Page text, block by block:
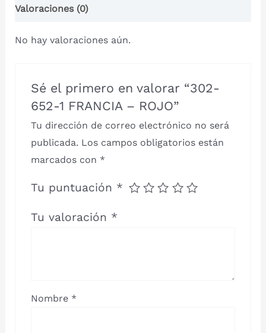
Valoraciones (0)
No hay valoraciones aún.
Sé el primero en valorar “302-
652-1 FRANCIA – ROJO”
Tu dirección de correo electrónico no será
publicada. Los campos obligatorios están
marcados con *
Tu puntuación *
Tu valoración *
Nombre *